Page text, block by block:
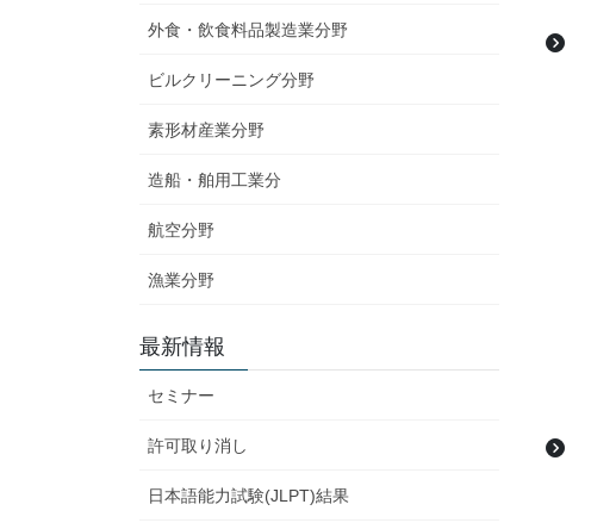
外食・飲食料品製造業分野
ビルクリーニング分野
素形材産業分野
造船・舶用工業分
航空分野
漁業分野
最新情報
セミナー
許可取り消し
日本語能力試験(JLPT)結果